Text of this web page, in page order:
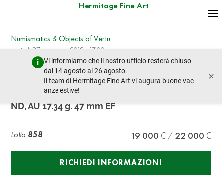
Hermitage Fine Art
Vi informiamo che il nostro ufficio resterà chiuso
dal 14 agosto al 26 agosto.
Il team di Hermitage Fine Art vi augura buone vac
anze estive!
×
Numismatics & Objects of Vertu
martedì 27 novembre 2018 - 17:00
lotto precedente lotto prossimo
Vietnam Annam, Tu Duc, 1847-1883 5 Tien gold,
ND, AU 17.34 g. 47 mm EF
Lotto 858 19 000 22 000
RICHIEDI INFORMAZIONI